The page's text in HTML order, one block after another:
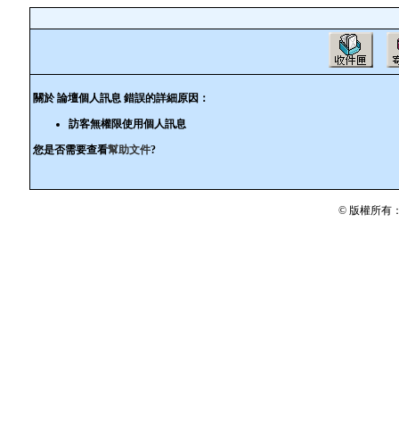
關於 論壇個人訊息 錯誤的詳細原因：
訪客無權限使用個人訊息
您是否需要查看幫助文件?
© 版權所有